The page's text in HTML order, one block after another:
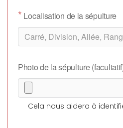
* Localisation de la sépulture
Photo de la sépulture
Cela nous aidera à